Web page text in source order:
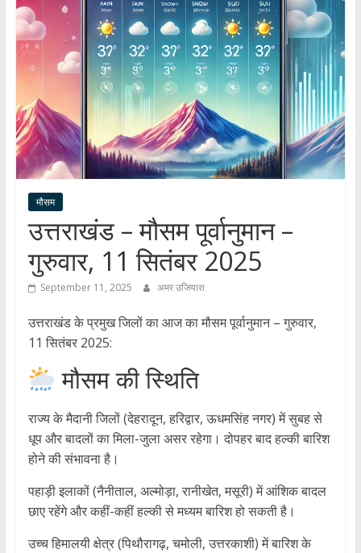
हर
खबर
।
सच्ची
।
सबकी
खबर
मौसम
उत्तराखंड – मौसम पूर्वानुमान –
गुरुवार, 11 सितंबर 2025
September 11, 2025 अमर उजियारा
उत्तराखंड के प्रमुख जिलों का आज का मौसम पूर्वानुमान – गुरुवार,
11 सितंबर 2025:
मौसम की स्थिति
राज्य के मैदानी जिलों (देहरादून, हरिद्वार, ऊधमसिंह नगर) में सुबह से
धूप और बादलों का मिला-जुला असर रहेगा। दोपहर बाद हल्की बारिश
होने की संभावना है।
पहाड़ी इलाकों (नैनीताल, अल्मोड़ा, रानीखेत, मसूरी) में आंशिक बादल
छाए रहेंगे और कहीं-कहीं हल्की से मध्यम बारिश हो सकती है।
उच्च हिमालयी क्षेत्र (पिथौरागढ़, चमोली, उत्तरकाशी) में बारिश के